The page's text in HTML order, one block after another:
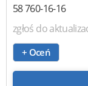
58 760-16-16
zgłoś do
+ Oceń